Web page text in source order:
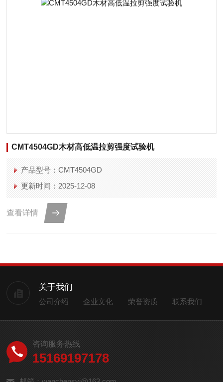
CMT4504GD木材高低温拉剪强度试验机
产品型号：CMT4504GD
更新时间：2025-12-08
查看详情
关于我们
公司介绍 企业文化 荣誉资质 联系我们
咨询服务热线
15169197178